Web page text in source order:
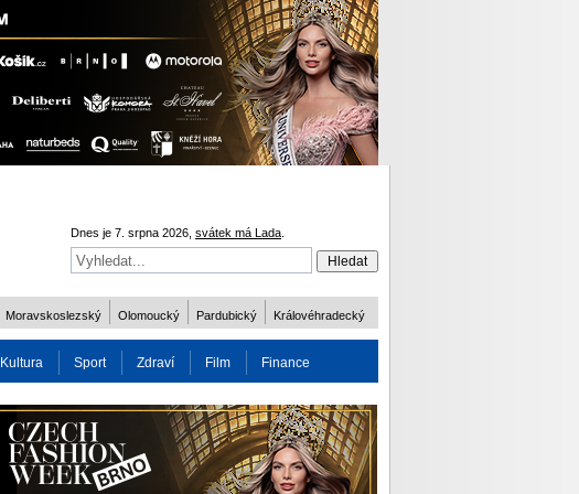
Dnes je 7. srpna 2026, svátek má Lada
Moravskoslezský Olomoucký Pardubický Královéhradecký
Kultura Sport Zdraví Film Finance
Charita Osobnost Více ODM 2016